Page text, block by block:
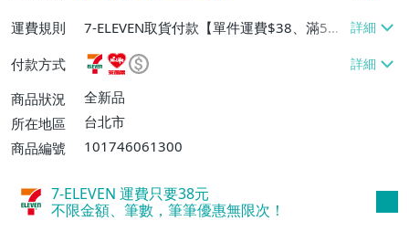
運費規則
7-ELEVEN取貨付款【單件運費$38、滿5件
或消費滿$1298免運費】、7-ELEVEN取貨
不付款【免運費】、萊爾富取貨付款【單件
運費$60、滿5件或消費滿$1298免運
費】、宅配/貨運【單件運費$120、滿5件
付款方式
商品狀況
全新品
所在地區
台北市
商品編號
101746061300
7-ELEVEN 運費只要38元
不限金額、筆數，筆筆優惠無限次！